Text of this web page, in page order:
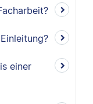
einer